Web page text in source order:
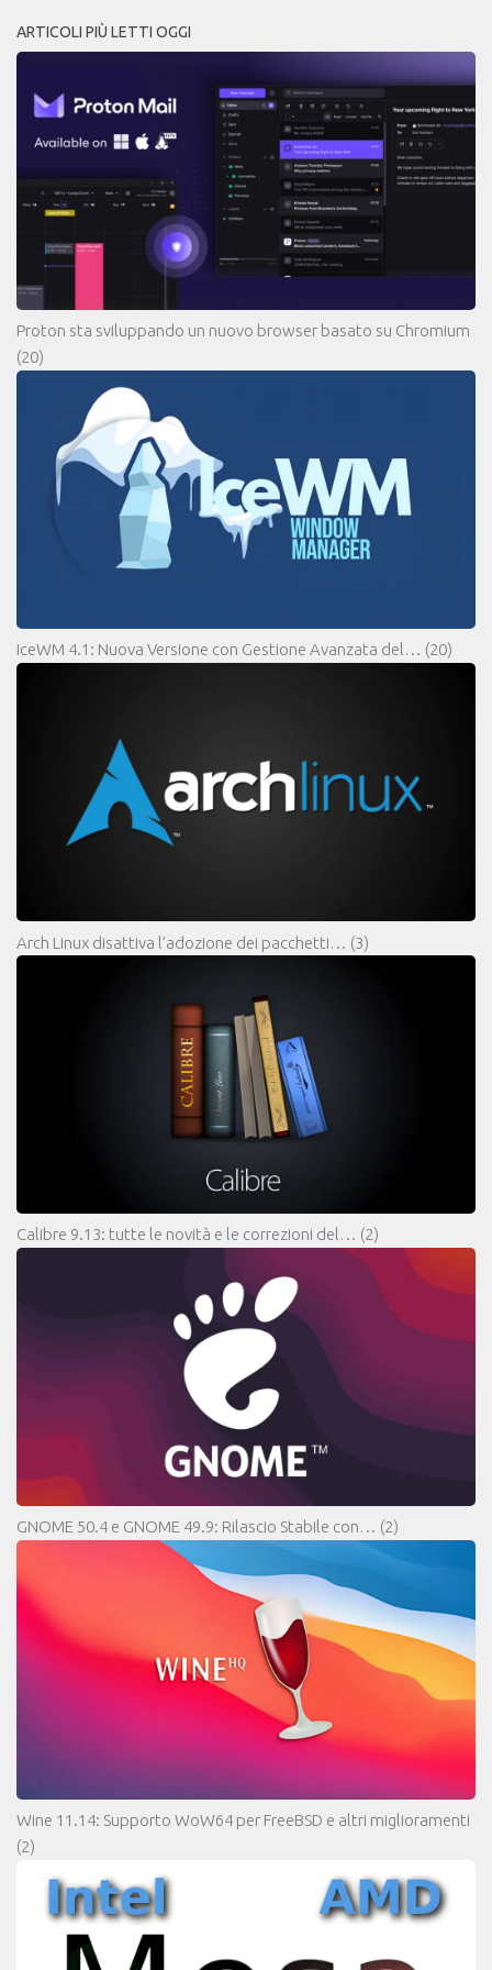
ARTICOLI PIÙ LETTI OGGI
Proton sta sviluppando un nuovo browser basato su Chromium
(20)
IceWM 4.1: Nuova Versione con Gestione Avanzata del… (20)
Arch Linux disattiva l’adozione dei pacchetti… (3)
Calibre 9.13: tutte le novità e le correzioni del… (2)
GNOME 50.4 e GNOME 49.9: Rilascio Stabile con… (2)
Wine 11.14: Supporto WoW64 per FreeBSD e altri miglioramenti
(2)